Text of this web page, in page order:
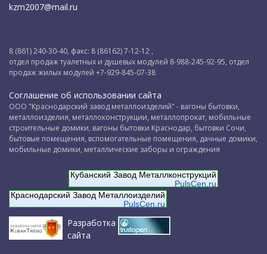
kzm2007@mail.ru
8 (861) 240-30-40, факс: 8 (86162) 7-12-12 ,
отдел продаж туалетных и душевых модулей 8-988-245-92-95, отдел
продаж жилых модулей +7-929-845-07-38
Соглашение об использовании сайта
ООО "Краснодарский завод металлоизделий" - вагоны бытовки,
металлоизделия, металлоконструкции, металлопрокат, мобильные
строительные домики, вагоны бытовки Краснодар, бытовки Сочи,
бытовые помещения, вспомогательные помещения, дачные домики,
мобильные домики, металлические заборы и ограждения
Кубанский Завод Металлконструкций
PulsCen.ru
Краснодарский Завод Металлоизделий
PulsCen.ru
Разработка
сайта